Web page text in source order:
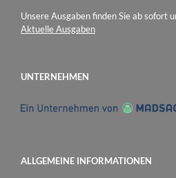
Unsere Ausgaben finden Sie ab sofort
Aktuelle Ausgaben
UNTERNEHMEN
ALLGEMEINE INFORMATIONEN